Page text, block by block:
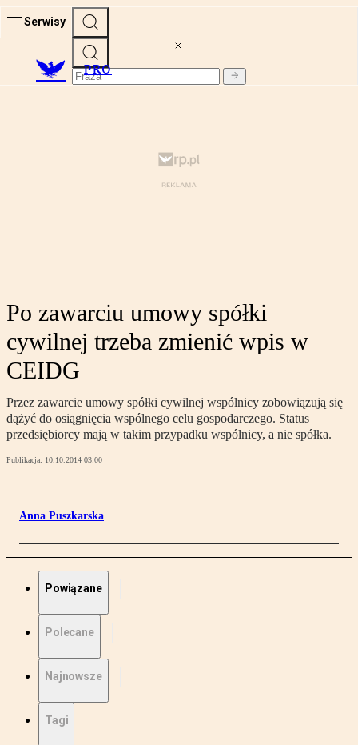
Serwisy
PRO
Po zawarciu umowy spółki
cywilnej trzeba zmienić wpis w
CEIDG
Przez zawarcie umowy spółki cywilnej wspólnicy zobowiązują się
dążyć do osiągnięcia wspólnego celu gospodarczego. Status
przedsiębiorcy mają w takim przypadku wspólnicy, a nie spółka.
Publikacja: 10.10.2014 03:00
Anna Puszkarska
Powiązane
Polecane
Najnowsze
Tagi